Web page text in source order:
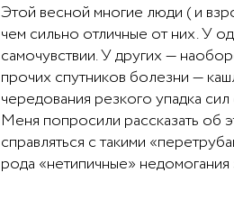
Этой весной многие люди ( и
чем сильно отличные от них. У
самочувствии. У других —
прочих спутников болезни —
чередования резкого упадка
Меня попросили рассказать об
справляться с такими
рода «нетипичные»